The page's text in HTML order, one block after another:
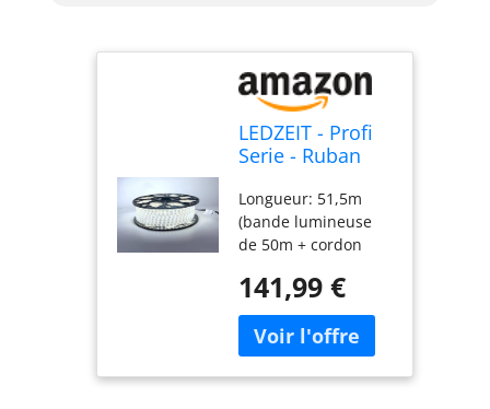
de finition, 2 gaines
thermorétractables.
LEDZEIT - Profi
Serie - Ruban
extérieur et
intérieur, 220V-
240V, blanc
dimmable,
imperméable,
extensible, Strip
light, pour le
bâtiment, le
Longueur: 51,5m
(bande lumineuse
de 50m + cordon
amovible de 1,5m).
Section transversale:
12 x 6 mm. 60
LED/m. Type de LED:
SMD2835, blanc
141,99 €